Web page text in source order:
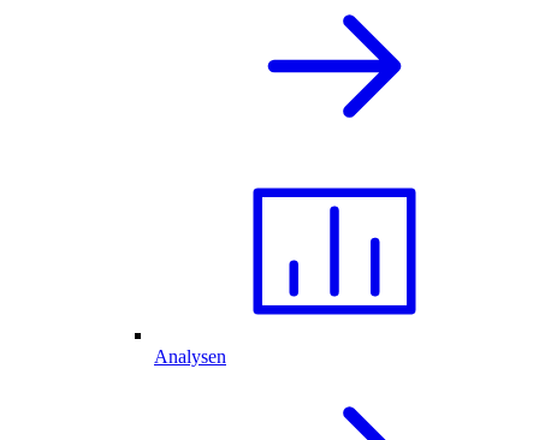
Analysen